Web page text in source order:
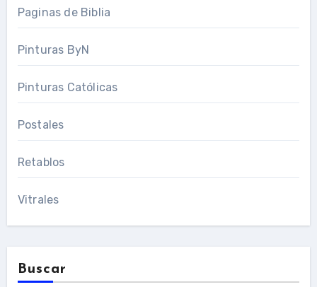
Paginas de Biblia
Pinturas ByN
Pinturas Católicas
Postales
Retablos
Vitrales
Buscar